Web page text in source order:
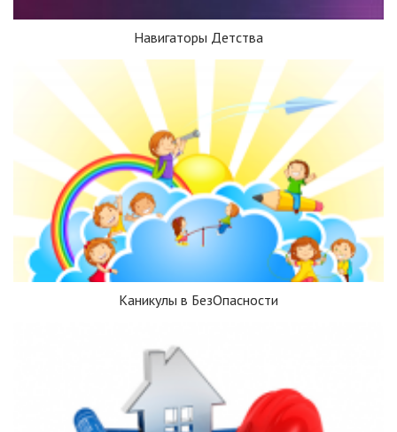
Навигаторы Детства
Каникулы в БезОпасности